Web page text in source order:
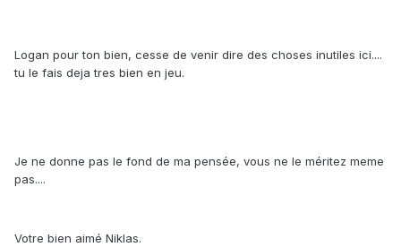
Logan pour ton bien, cesse de venir dire des choses inutiles ici....
tu le fais deja tres bien en jeu.
Je ne donne pas le fond de ma pensée, vous ne le méritez meme
pas....
Votre bien aimé Niklas.